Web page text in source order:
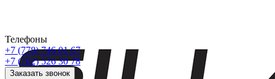
Телефоны
+7 (778) 746 01 67
+7 (702) 526 30 78
Заказать звонок